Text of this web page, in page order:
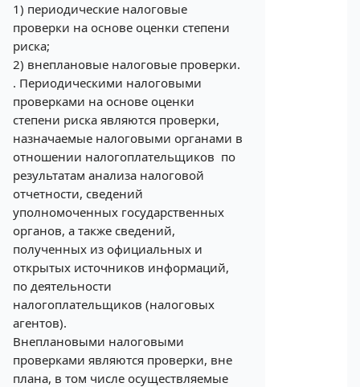
1) периодические налоговые
проверки на основе оценки степени
риска;
2) внеплановые налоговые проверки.
. Периодическими налоговыми
проверками на основе оценки
степени риска являются проверки,
назначаемые налоговыми органами в
отношении налогоплательщиков по
результатам анализа налоговой
отчетности, сведений
уполномоченных государственных
органов, а также сведений,
полученных из официальных и
открытых источников информаций,
по деятельности
налогоплательщиков (налоговых
агентов).
Внеплановыми налоговыми
проверками являются проверки, вне
плана, в том числе осуществляемые